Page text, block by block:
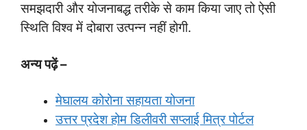
समझदारी और योजनाबद्ध तरीके से काम किया जाए तो ऐसी
स्थिति विश्व में दोबारा उत्पन्न नहीं होगी.
अन्य पढ़ें –
मेघालय कोरोना सहायता योजना
उत्तर प्रदेश होम डिलीवरी सप्लाई मित्र पोर्टल